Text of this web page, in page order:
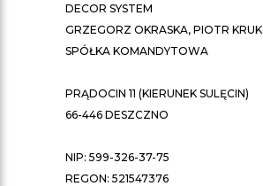
DECOR SYSTEM
GRZEGORZ OKRASKA, PIOTR KRUK
SPÓŁKA KOMANDYTOWA
PRĄDOCIN 11 (KIERUNEK SULĘCIN)
66-446 DESZCZNO
NIP: 599-326-37-75
REGON: 521547376